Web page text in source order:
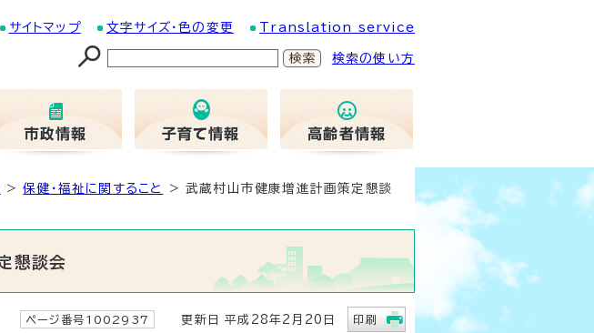
サイトマップ 文字サイズ・色の変更 Translation service
検索の使い方
>保健・福祉に関すること
> 武蔵村山市健康増進計画策定懇談
懇談会
ページ番号1002937 更新日 平成28年2月20日 印刷